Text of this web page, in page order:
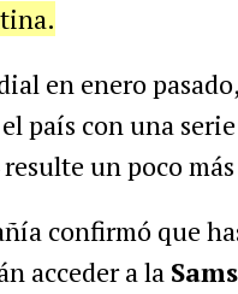
en enero
país con una
un poco
confirmó que
acceder a la